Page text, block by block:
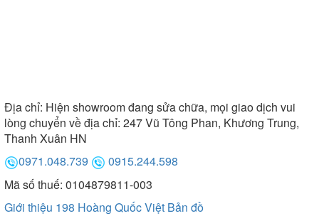
Địa chỉ: Hiện showroom đang sửa chữa, mọi giao dịch vui
lòng chuyển về địa chỉ: 247 Vũ Tông Phan, Khương Trung,
Thanh Xuân HN
0971.048.739
0915.244.598
Mã số thuế: 0104879811-003
Giới thiệu 198 Hoàng Quốc Việt Bản đồ